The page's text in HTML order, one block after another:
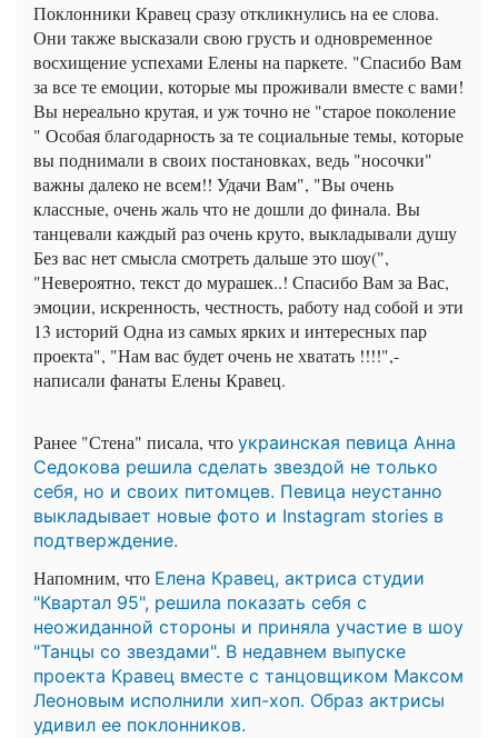
Поклонники Кравец сразу откликнулись на ее слова.
Они также высказали свою грусть и одновременное
восхищение успехами Елены на паркете. "Спасибо Вам
за все те емоции, которые мы проживали вместе с вами!
Вы нереально крутая, и уж точно не "старое поколение
" Особая благодарность за те социальные темы, которые
вы поднимали в своих постановках, ведь "носочки"
важны далеко не всем!! Удачи Вам", "Вы очень
классные, очень жаль что не дошли до финала. Вы
танцевали каждый раз очень круто, выкладывали душу
Без вас нет смысла смотреть дальше это шоу(",
"Невероятно, текст до мурашек..! Спасибо Вам за Вас,
эмоции, искренность, честность, работу над собой и эти
13 историй Одна из самых ярких и интересных пар
проекта", "Нам вас будет очень не хватать !!!!",-
написали фанаты Елены Кравец.
Ранее "Стена" писала, что украинская певица Анна
Седокова решила сделать звездой не только
себя, но и своих питомцев. Певица неустанно
выкладывает новые фото и Instagram stories в
подтверждение.
Напомним, что Елена Кравец, актриса студии
"Квартал 95", решила показать себя с
неожиданной стороны и приняла участие в шоу
"Танцы со звездами". В недавнем выпуске
проекта Кравец вместе с танцовщиком Максом
Леоновым исполнили хип-хоп. Образ актрисы
удивил ее поклонников.